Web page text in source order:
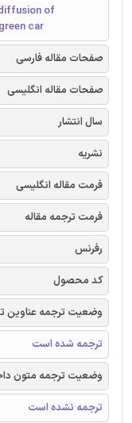
of
car
صفحات مقاله فارسی
صفحات مقاله انگلیسی
سال انتشار
نشریه
فرمت مقاله انگلیسی
فرمت ترجمه مقاله
رفرنس
کد محصول
وضعیت ترجمه عناوین
ترجمه شده است
وضعیت ترجمه متون
ترجمه نشده است